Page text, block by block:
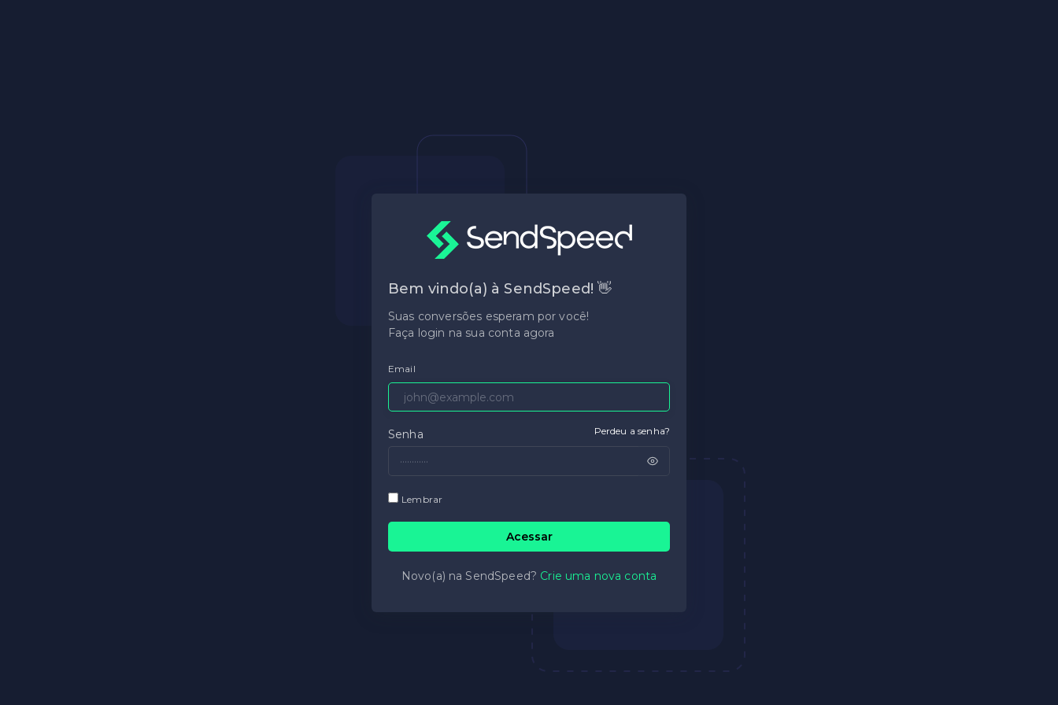
Bem vindo(a) à SendSpeed! 👋
Suas conversões esperam por você!
Faça login na sua conta agora
Email
Senha Perdeu a senha?
Lembrar
Acessar
Novo(a) na SendSpeed? Crie uma nova conta